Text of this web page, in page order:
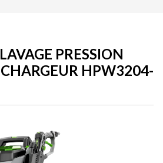
PRESSION
HPW3204-